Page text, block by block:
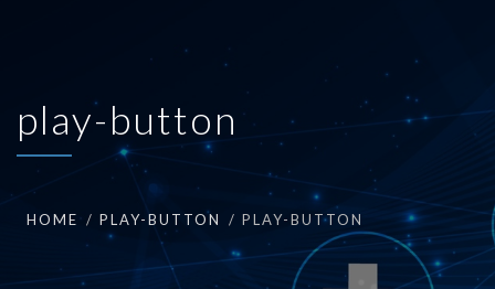
play-button
HOME PLAY-BUTTON PLAY-BUTTON